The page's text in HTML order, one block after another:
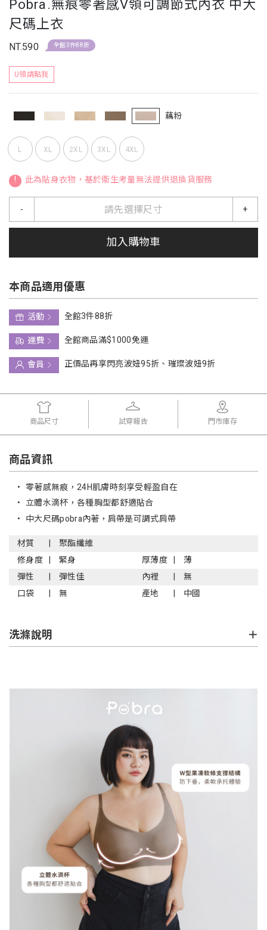
Pobra.無痕零著感V領可調節式內衣 中大
尺碼上衣
NT.590 全館3件88折
U領請點我
藕粉
L XL 2XL 3XL 4XL
! 此為貼身衣物，基於衛生考量無法提供退換貨服務
請先選擇尺寸
- +
加入購物車
本商品適用優惠
活動
全館3件88折
運費
全館商品滿$1000免運
會員
正價品再享閃亮波妞95折、璀璨波妞9折
商品尺寸 試穿報告 門市庫存
商品資訊
• 零著感無痕，24H肌膚時刻享受輕盈自在
• 立體水滴杯，各種胸型都舒適貼合
• 中大尺碼pobra內著，肩帶是可調式肩帶
材質
聚酯纖維
修身度
緊身 厚薄度
薄
彈性
彈性佳 內裡
無
口袋
無 產地 中國
洗滌說明